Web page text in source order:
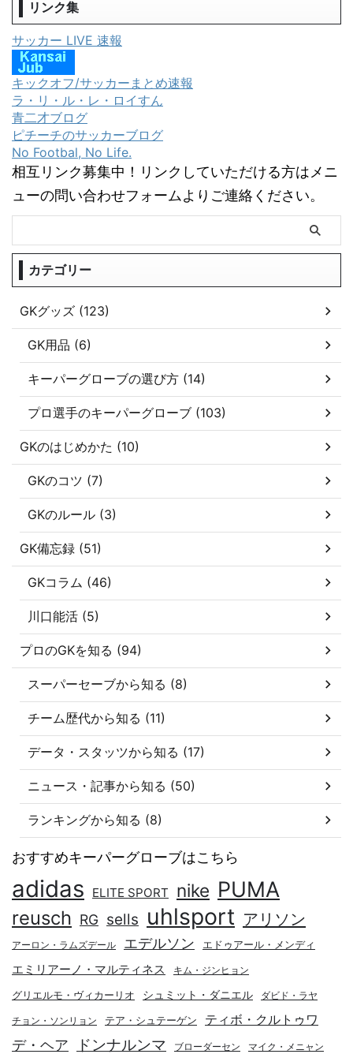
リンク集
サッカー LIVE 速報
キックオフ/サッカーまとめ速報
ラ・リ・ル・レ・ロイすん
青二才ブログ
ピチーチのサッカーブログ
No Footbal, No Life.
相互リンク募集中！リンクしていただける方はメニ
ューの問い合わせフォームよりご連絡ください。
カテゴリー
GKグッズ (123)
GK用品 (6)
キーパーグローブの選び方 (14)
プロ選手のキーパーグローブ (103)
GKのはじめかた (10)
GKのコツ (7)
GKのルール (3)
GK備忘録 (51)
GKコラム (46)
川口能活 (5)
プロのGKを知る (94)
スーパーセーブから知る (8)
チーム歴代から知る (11)
データ・スタッツから知る (17)
ニュース・記事から知る (50)
ランキングから知る (8)
おすすめキーパーグローブはこちら
adidas ELITE SPORT nike PUMA
reusch RG sells uhlsport アリソン
アーロン・ラムズデール エデルソン エドゥアール・メンディ
エミリアーノ・マルティネス キム・ジンヒョン
グリエルモ・ヴィカーリオ シュミット・ダニエル ダビド・ラヤ
チョン・ソンリョン テア・シュテーゲン ティボ・クルトゥワ
デ・ヘア ドンナルンマ ブローダーセン マイク・メニャン